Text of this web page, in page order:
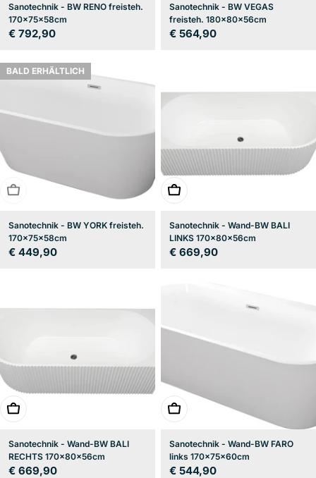
Sanotechnik - BW RENO freisteh.
170x75x58cm
Regulärer
€ 792,90
Sanotechnik - BW VEGAS
freisteh. 180x80x56cm
Regulärer
€ 564,90
BALD ERHÄLTLICH
BALD ERHÄLTLICH
Sanotechnik - BW YORK freisteh.
170x75x58cm
Regulärer
€ 449,90
In den Warenkorb
Sanotechnik - Wand-BW BALI
LINKS 170x80x56cm
Regulärer
€ 669,90
In den Warenkorb
Sanotechnik - Wand-BW BALI
RECHTS 170x80x56cm
Regulärer
€ 669,90
In den Warenkorb
Sanotechnik - Wand-BW FARO
links 170x75x60cm
Regulärer
€ 544,90